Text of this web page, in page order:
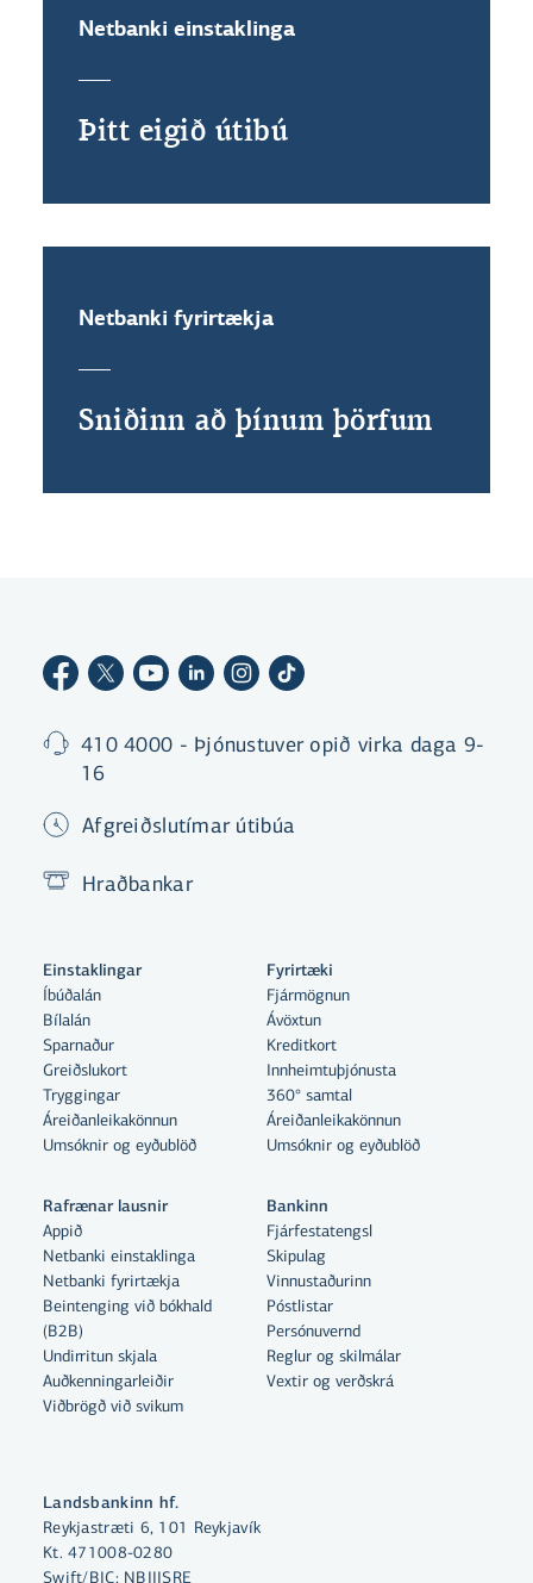
Með því að smella á „Leyfa allar“
samþykkir þú notkun á vefkökum
til þess að auka virkni vefsins,
greina vefnotkun og aðstoða við
Velja vefkökur
Netbanki einstaklinga
Þitt eigið útibú
Netbanki fyrirtækja
Sniðinn að þínum þörfum
410 4000 - Þjónustuver opið virka daga 9-
16
Afgreiðslutímar útibúa
Hraðbankar
Landsbankinn hf.
Reykjastræti 6, 101 Reykjavík
Kt. 471008-0280
Swift/BIC: NBIIISRE
Einstaklingar
Íbúðalán
Bílalán
Sparnaður
Greiðslukort
Tryggingar
Áreiðanleikakönnun
Umsóknir og eyðublöð
Fyrirtæki
Fjármögnun
Ávöxtun
Kreditkort
Innheimtuþjónusta
360° samtal
Áreiðanleikakönnun
Umsóknir og eyðublöð
Rafrænar lausnir
Appið
Netbanki einstaklinga
Netbanki fyrirtækja
Beintenging við bókhald
(B2B)
Undirritun skjala
Auðkenningarleiðir
Viðbrögð við svikum
Bankinn
Fjárfestatengsl
Skipulag
Vinnustaðurinn
Póstlistar
Persónuvernd
Reglur og skilmálar
Vextir og verðskrá